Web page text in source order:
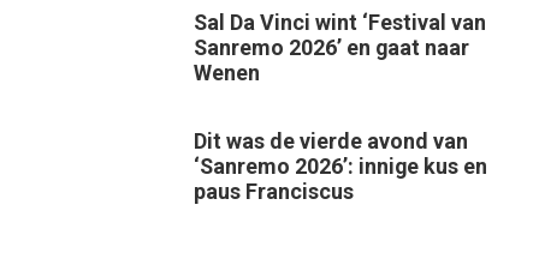
Sal Da Vinci wint ‘Festival van
Sanremo 2026’ en gaat naar
Wenen
Dit was de vierde avond van
‘Sanremo 2026’: innige kus en
paus Franciscus